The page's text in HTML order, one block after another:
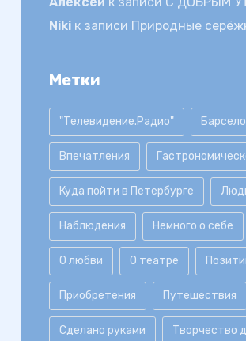
Nikiк записи Природные
Метки
"Телевидение.Радио"
Впечатления
Куда пойти в Петербурге
Наблюдения Немного о себе
О любви О театре
Приобретения Путешествия
Сделано руками Творчество